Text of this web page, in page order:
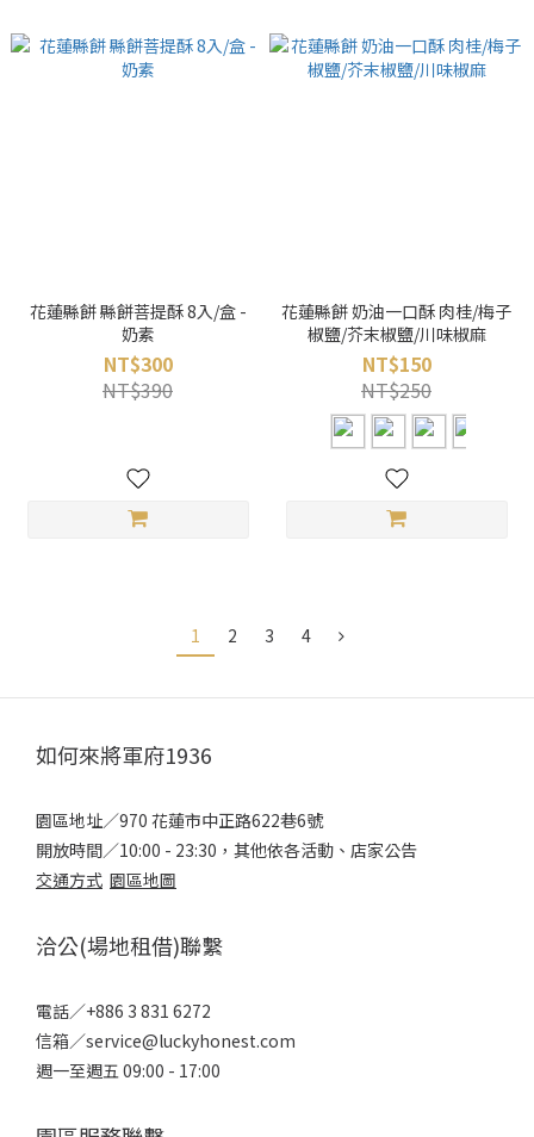
花蓮縣餅 縣餅菩提酥 8入/盒 -
奶素
NT$300
NT$390
花蓮縣餅 奶油一口酥 肉桂/梅子
椒鹽/芥末椒鹽/川味椒麻
NT$150
NT$250
1 2 3 4
如何來將軍府1936
園區地址／970 花蓮市中正路622巷6號
開放時間／10:00 - 23:30，其他依各活動、店家公告
交通方式 園區地圖
洽公(場地租借)聯繫
電話／+886 3 831 6272
信箱／service@luckyhonest.com
週一至週五 09:00 - 17:00